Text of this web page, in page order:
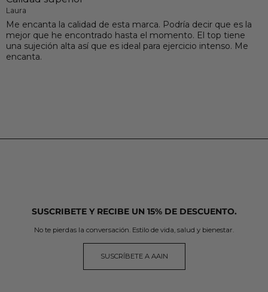
Laura
Me encanta la calidad de esta marca. Podría decir que es la
mejor que he encontrado hasta el momento. El top tiene
una sujeción alta así que es ideal para ejercicio intenso. Me
encanta.
SUSCRIBETE Y RECIBE UN 15% DE DESCUENTO.
No te pierdas la conversación. Estilo de vida, salud y bienestar.
SUSCRÍBETE A AAIN